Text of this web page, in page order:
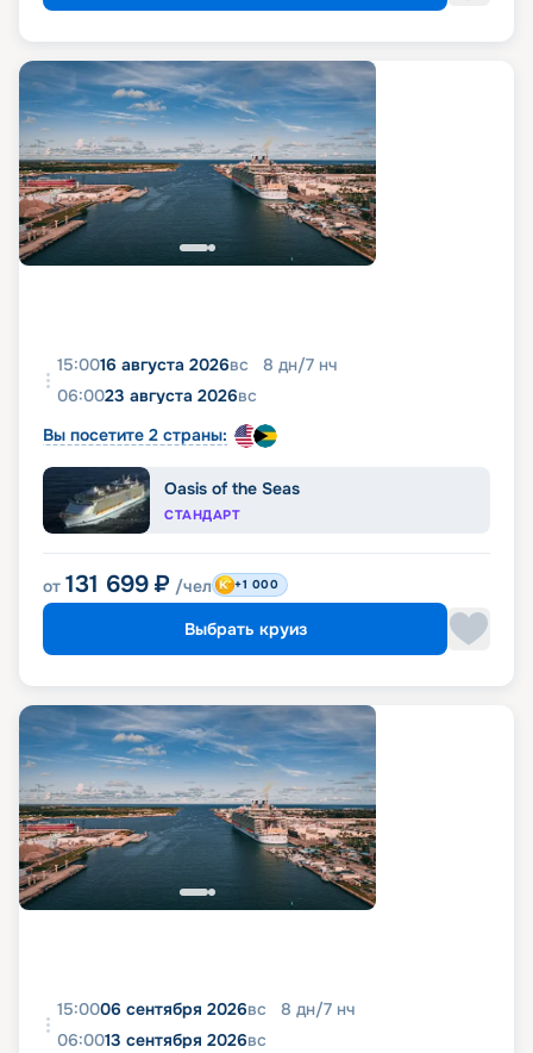
15:0016 августа 2026вс 8 дн/7 нч
06:0023 августа 2026вс
Вы посетите 2 страны:
Oasis of the Seas
СТАНДАРТ
от 131 699 ₽ /чел +1 000
Выбрать круиз
15:0006 сентября 2026вс 8 дн/7 нч
06:0013 сентября 2026вс